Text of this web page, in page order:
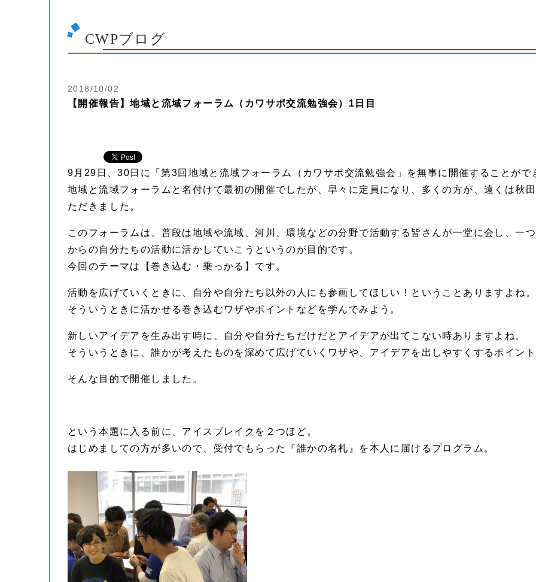
CWPブログ
2018/10/02
【開催報告】地域と流域フォーラム（カワサポ交流勉強会）1日目
9月29日、30日に「第3回地域と流域フォーラム（カワサポ交流勉強会」を無事に開催することがで
地域と流域フォーラムと名付けて最初の開催でしたが、早々に定員になり、多くの方が、遠くは秋
ただきました。
このフォーラムは、普段は地域や流域、河川、環境などの分野で活動する皆さんが一堂に会し、一
からの自分たちの活動に活かしていこうというのが目的です。
今回のテーマは【巻き込む・乗っかる】です。
活動を広げていくときに、自分や自分たち以外の人にも参画してほしい！ということありますよね。
そういうときに活かせる巻き込むワザやポイントなどを学んでみよう。
新しいアイデアを生み出す時に、自分や自分たちだけだとアイデアが出てこない時ありますよね。
そういうときに、誰かが考えたものを深めて広げていくワザや、アイデアを出しやすくするポイント
そんな目的で開催しました。
という本題に入る前に、アイスブレイクを２つほど。
はじめましての方が多いので、受付でもらった『誰かの名札』を本人に届けるプログラム。